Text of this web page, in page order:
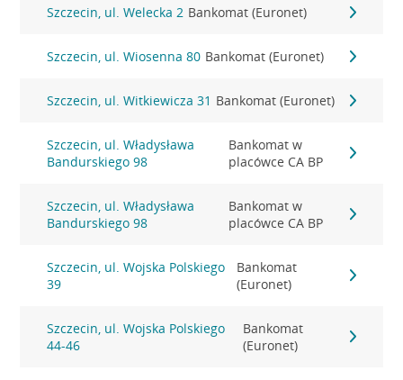
Szczecin, ul. Welecka 2 Bankomat (Euronet)
Szczecin, ul. Wiosenna 80 Bankomat (Euronet)
Szczecin, ul. Witkiewicza 31 Bankomat (Euronet)
Szczecin, ul. Władysława
Bandurskiego 98
Bankomat w
placówce CA BP
Szczecin, ul. Władysława
Bandurskiego 98
Bankomat w
placówce CA BP
Szczecin, ul. Wojska Polskiego
39
Bankomat
(Euronet)
Szczecin, ul. Wojska Polskiego
44-46
Bankomat
(Euronet)